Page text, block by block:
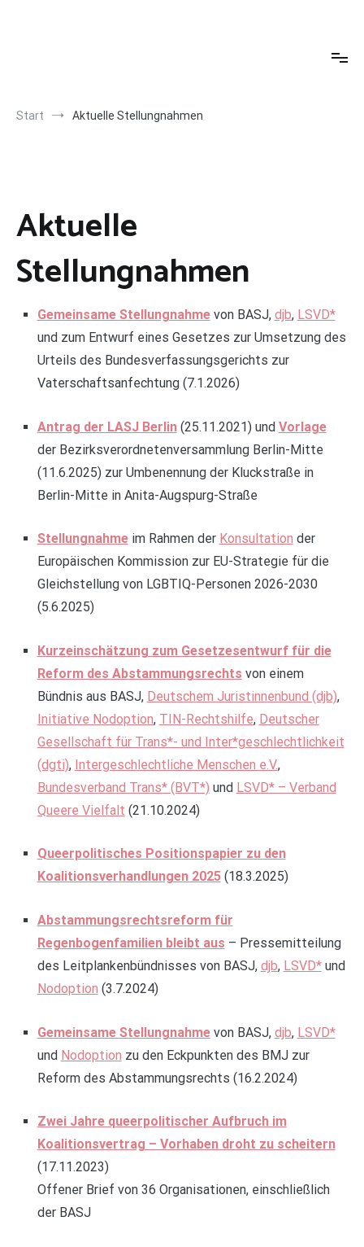
Start Aktuelle Stellungnahmen
Aktuelle
Stellungnahmen
Gemeinsame Stellungnahmevon BASJ, djb, LSVD*
und zum Entwurf eines Gesetzes zur Umsetzung des
Urteils des Bundesverfassungsgerichts zur
Vaterschaftsanfechtung (7.1.2026)
Antrag der LASJ Berlin(25.11.2021) und Vorlage
der Bezirksverordnetenversammlung Berlin-Mitte
(11.6.2025) zur Umbenennung der Kluckstraße in
Berlin-Mitte in Anita-Augspurg-Straße
Stellungnahmeim Rahmen der Konsultation der
Europäischen Kommission zur EU-Strategie für die
Gleichstellung von LGBTIQ-Personen 2026-2030
(5.6.2025)
Kurzeinschätzung zum Gesetzesentwurf für die
Reform des Abstammungsrechts von einem
Bündnis aus BASJ, Deutschem Juristinnenbund (djb),
Initiative Nodoption, TIN-Rechtshilfe, Deutscher
Gesellschaft für Trans*- und Inter*geschlechtlichkeit
(dgti), Intergeschlechtliche Menschen e.V.,
Bundesverband Trans* (BVT*) und LSVD* – Verband
Queere Vielfalt (21.10.2024)
Queerpolitisches Positionspapier zu den
Koalitionsverhandlungen 2025 (18.3.2025)
Abstammungsrechtsreform für
Regenbogenfamilien bleibt aus – Pressemitteilung
des Leitplankenbündnisses von BASJ, djb, LSVD*und
Nodoption (3.7.2024)
Gemeinsame Stellungnahmevon BASJ, djb, LSVD*
und Nodoption zu den Eckpunkten des BMJ zur
Reform des Abstammungsrechts (16.2.2024)
Zwei Jahre queerpolitischer Aufbruch im
Koalitionsvertrag – Vorhaben droht zu scheitern
(17.11.2023)
Offener Brief von 36 Organisationen, einschließlich
der BASJ